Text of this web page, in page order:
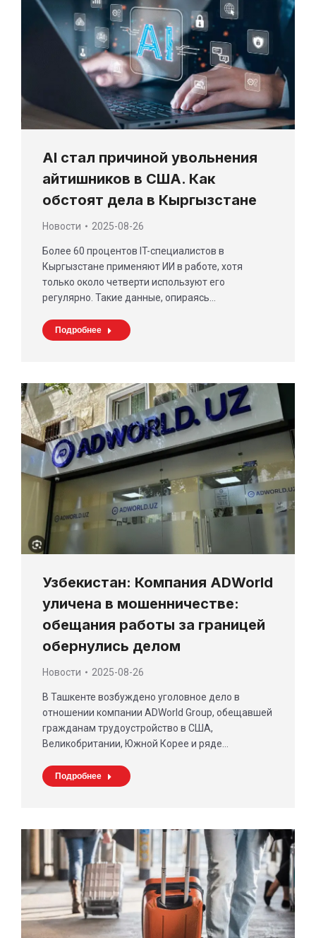
AI стал причиной увольнения
айтишников в США. Как
обстоят дела в Кыргызстане
Новости 2025-08-26
Более 60 процентов IT-специалистов в
Кыргызстане применяют ИИ в работе, хотя
только около четверти используют его
регулярно. Такие данные, опираясь…
Подробнее
Узбекистан: Компания ADWorld
уличена в мошенничестве:
обещания работы за границей
обернулись делом
Новости 2025-08-26
В Ташкенте возбуждено уголовное дело в
отношении компании ADWorld Group, обещавшей
гражданам трудоустройство в США,
Великобритании, Южной Корее и ряде…
Подробнее